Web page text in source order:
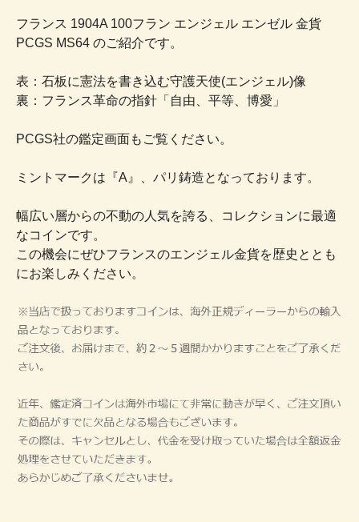
フランス 1904A 100フラン エンジェル エンゼル 金貨
PCGS MS64 のご紹介です。
表：石板に憲法を書き込む守護天使(エンジェル)像
裏：フランス革命の指針「自由、平等、博愛」
PCGS社の鑑定画面もご覧ください。
ミントマークは『A』、パリ鋳造となっております。
幅広い層からの不動の人気を誇る、コレクションに最適
なコインです。
この機会にぜひフランスのエンジェル金貨を歴史ととも
にお楽しみください。